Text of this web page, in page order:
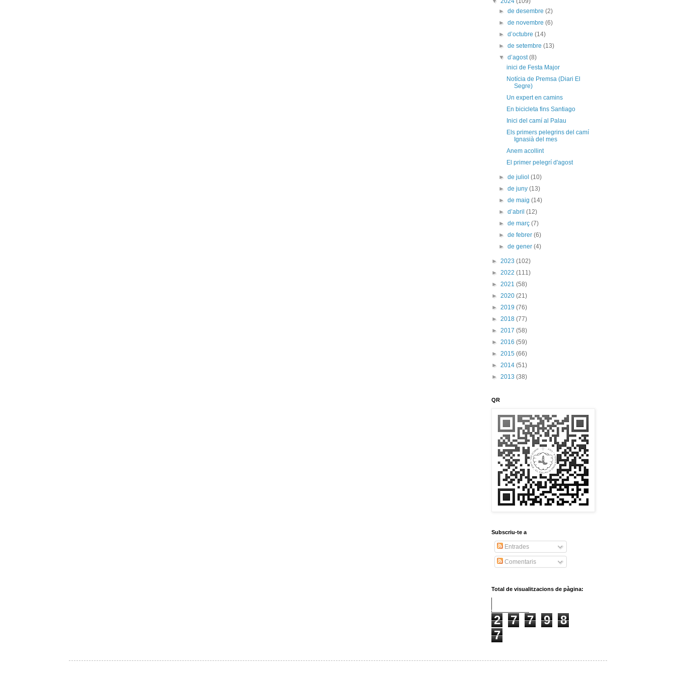
►de desembre(2)
►de novembre(6)
►d’octubre(14)
►de setembre(13)
▼d’agost(8)
inici de Festa Major
Notícia de Premsa (Diari El
Segre)
Un expert en camins
En bicicleta fins Santiago
Inici del camí al Palau
Els primers pelegrins del camí
Ignasià del mes
Anem acollint
El primer pelegrí d'agost
►de juliol(10)
►de juny(13)
►de maig(14)
►d’abril(12)
►de març(7)
►de febrer(6)
►de gener(4)
► 2023 (102)
► 2022 (111)
► 2021 (58)
► 2020 (21)
► 2019 (76)
► 2018 (77)
► 2017 (58)
► 2016 (59)
► 2015 (66)
► 2014 (51)
► 2013 (38)
QR
Subscriu-te a
Entrades
Comentaris
Total de visualitzacions de pàgina:
2 7 7 9
8
7